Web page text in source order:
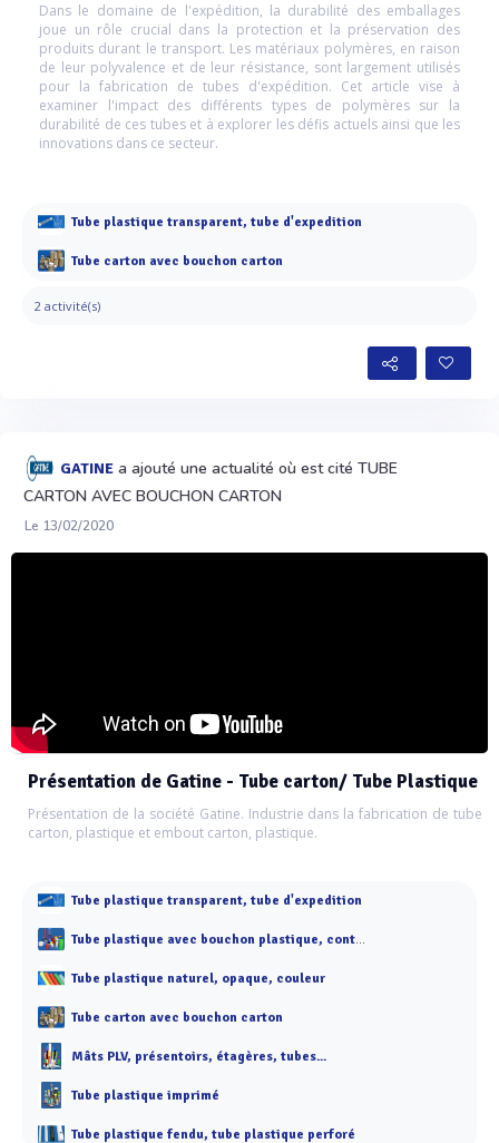
Dans le domaine de l'expédition, la durabilité des emballages
joue un rôle crucial dans la protection et la préservation des
produits durant le transport. Les matériaux polymères, en raison
de leur polyvalence et de leur résistance, sont largement utilisés
pour la fabrication de tubes d'expédition. Cet article vise à
examiner l'impact des différents types de polymères sur la
durabilité de ces tubes et à explorer les défis actuels ainsi que les
innovations dans ce secteur.
Tube plastique transparent, tube d'expedition
Tube carton avec bouchon carton
2 activité(s)
GATINE a ajouté une actualité où est cité TUBE
CARTON AVEC BOUCHON CARTON
Le 13/02/2020
Présentation de Gatine - Tube carton/ Tube Plastique
Présentation de la société Gatine. Industrie dans la fabrication de tube
carton, plastique et embout carton, plastique.
Tube plastique transparent, tube d'expedition
Tube plastique avec bouchon plastique, containeur
Tube plastique naturel, opaque, couleur
Tube carton avec bouchon carton
Mâts PLV, présentoirs, étagères, tubes...
Tube plastique imprimé
Tube plastique fendu, tube plastique perforé